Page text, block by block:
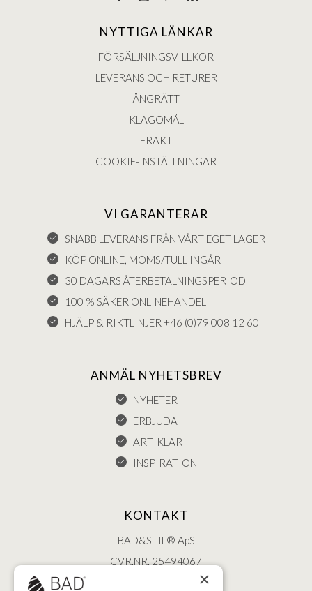
NYTTIGA LÄNKAR
FÖRSÄLJNINGSVILLKOR
LEVERANS OCH RETURER
ÅNGRÄTT
KLAGOMÅL
FRAKT
COOKIE-INSTÄLLNINGAR
VI GARANTERAR
SNABB LEVERANS FRÅN VÅRT EGET LAGER
KÖP ONLINE, MOMS/TULL INGÅR
30 DAGARS ÅTERBETALNINGSPERIOD
100 % SÄKER ONLINEHANDEL
HJÄLP & RIKTLINJER +46 (0)79 008 12 60
ANMÄL NYHETSBREV
NYHETER
ERBJUDA
ARTIKLAR
INSPIRATION
KONTAKT
BAD&STIL® ApS
CVR.NR. 25494067
ØSTERBROGADE 202
×